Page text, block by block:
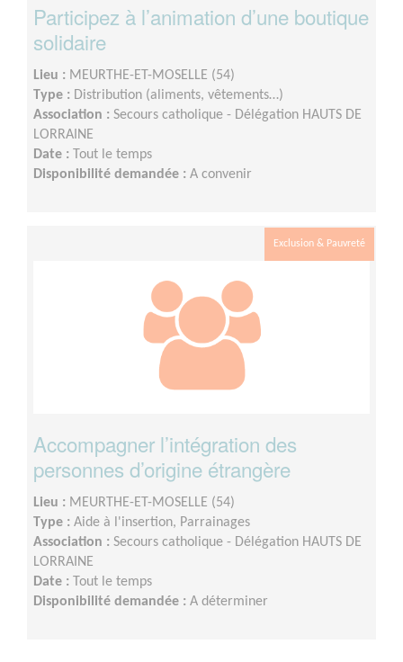
Participez à l’animation d’une boutique
solidaire
Lieu : MEURTHE-ET-MOSELLE (54)
Type : Distribution (aliments, vêtements…)
Association : Secours catholique - Délégation HAUTS DE
LORRAINE
Date :
Tout le temps
Disponibilité demandée : A convenir
Exclusion & Pauvreté
Accompagner l’intégration des
personnes d’origine étrangère
Lieu : MEURTHE-ET-MOSELLE (54)
Type : Aide à l'insertion, Parrainages
Association : Secours catholique - Délégation HAUTS DE
LORRAINE
Date :
Tout le temps
Disponibilité demandée : A déterminer